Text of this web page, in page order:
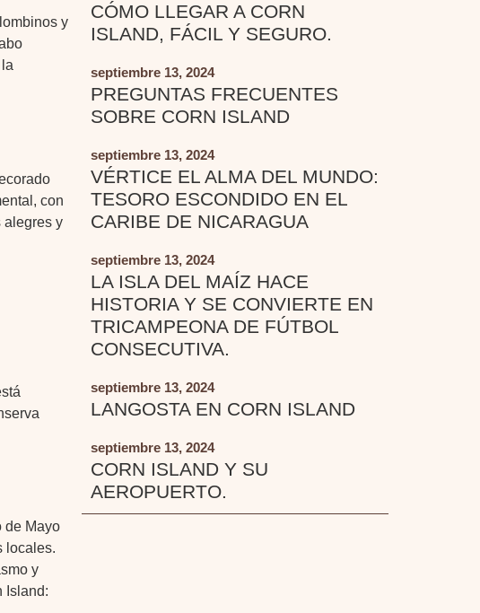
y
con
alegres y
de Mayo
locales.
y
Island:
CÓMO LLEGAR A CORN
ISLAND, FÁCIL Y SEGURO.
septiembre 13, 2024
PREGUNTAS FRECUENTES
SOBRE CORN ISLAND
septiembre 13, 2024
VÉRTICE EL ALMA DEL MUNDO:
TESORO ESCONDIDO EN EL
CARIBE DE NICARAGUA
septiembre 13, 2024
LA ISLA DEL MAÍZ HACE
HISTORIA Y SE CONVIERTE EN
TRICAMPEONA DE FÚTBOL
CONSECUTIVA.
septiembre 13, 2024
LANGOSTA EN CORN ISLAND
septiembre 13, 2024
CORN ISLAND Y SU
AEROPUERTO.